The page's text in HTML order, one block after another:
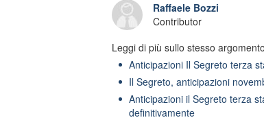
Raffaele Bozzi
Contributor
Leggi di più sullo stesso
Anticipazioni Il Segreto terza
Il Segreto, anticipazioni
Anticipazioni il Segreto terza
definitivamente